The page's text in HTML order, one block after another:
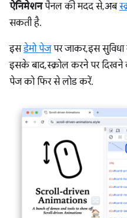
ऐनिमेशनपैनल की मदद से, अब
सकती है.
इसडेमो पेजपर जाकर, इस
इसके बाद, स्क्रोल करने पर
पेज को फिर से लोड करें.